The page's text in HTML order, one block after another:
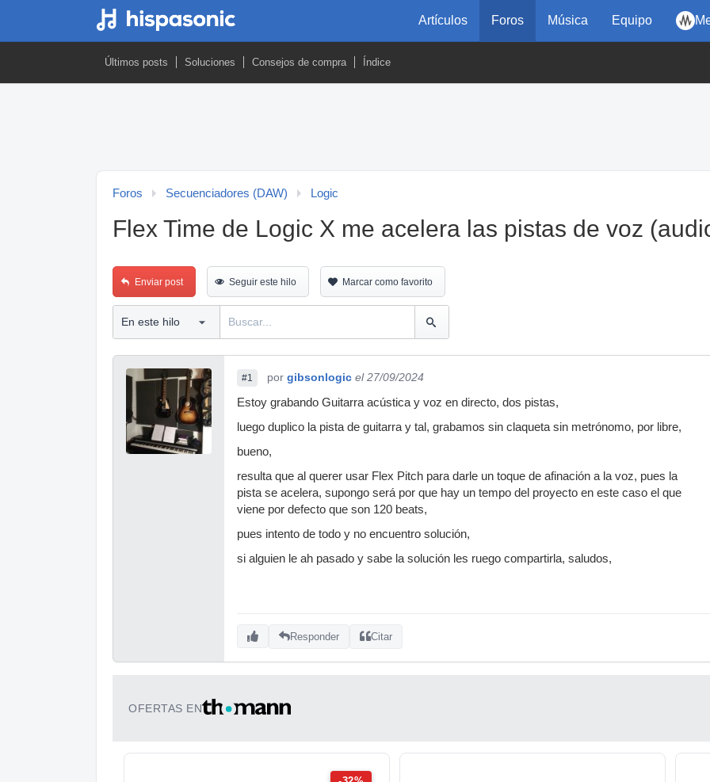
Artículos Foros Música Equipo
Últimos posts Soluciones Consejos de compra Índice
Foros Secuenciadores (DAW) Logic
Flex Time de Logic X me acelera las pistas de voz
Enviar post Seguir este hilo Marcar como favorito
#1 por gibsonlogic el 27/09/2024
Estoy grabando Guitarra acústica y voz en directo, dos pistas,
luego duplico la pista de guitarra y tal, grabamos sin claqueta sin metrónomo, por libre,
bueno,
resulta que al querer usar Flex Pitch para darle un toque de afinación a la voz, pues la
pista se acelera, supongo será por que hay un tempo del proyecto en este caso el que
viene por defecto que son 120 beats,
pues intento de todo y no encuentro solución,
si alguien le ah pasado y sabe la solución les ruego compartirla, saludos,
Responder Citar
OFERTAS EN